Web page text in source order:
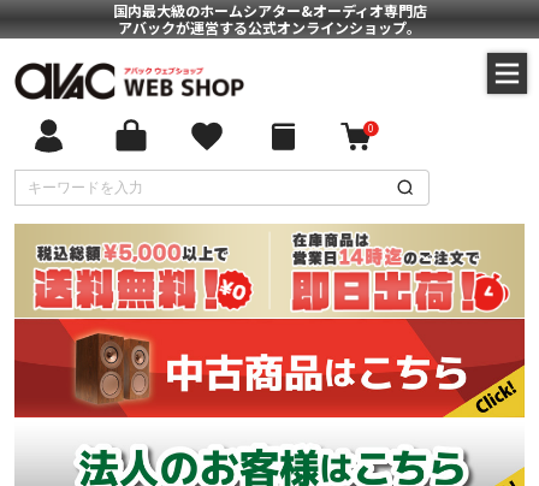
国内最大級のホームシアター&オーディオ専門店
アバックが運営する公式オンラインショップ。
0